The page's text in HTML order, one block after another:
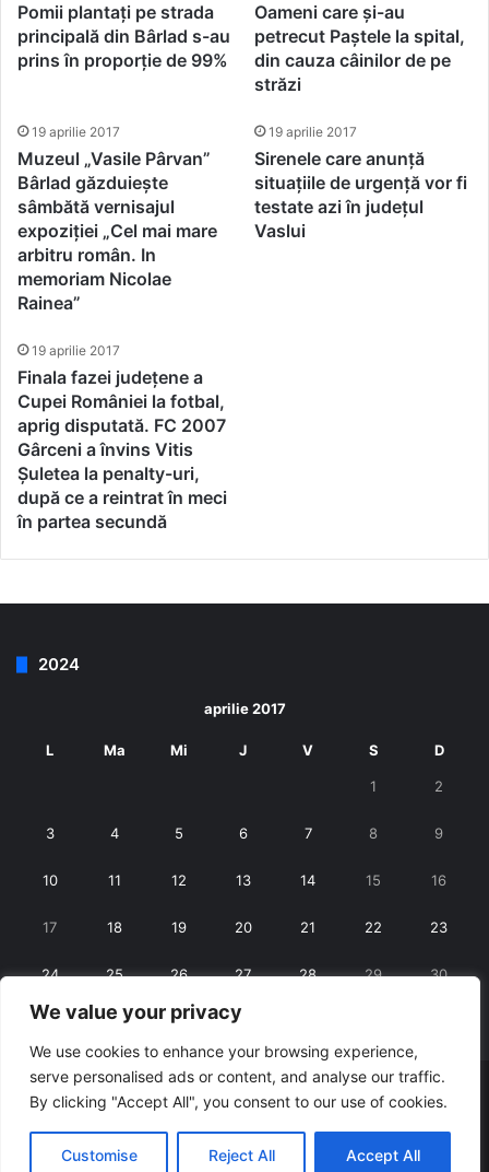
We value your privacy
We use cookies to enhance your browsing experience,
serve personalised ads or content, and analyse our traffic.
By clicking "Accept All", you consent to our use of cookies.
Customise Reject All Accept All
Pomii plantați pe strada
principală din Bârlad s-au
prins în proporție de 99%
Oameni care și-au
petrecut Paștele la spital,
din cauza câinilor de pe
străzi
19 aprilie 2017
Muzeul „Vasile Pârvan”
Bârlad găzduiește
sâmbătă vernisajul
expoziției „Cel mai mare
arbitru român. In
memoriam Nicolae
Rainea”
19 aprilie 2017
Sirenele care anunță
situațiile de urgență vor fi
testate azi în județul
Vaslui
19 aprilie 2017
Finala fazei județene a
Cupei României la fotbal,
aprig disputată. FC 2007
Gârceni a învins Vitis
Șuletea la penalty-uri,
după ce a reintrat în meci
în partea secundă
2024
aprilie 2017
L Ma Mi J V S D
1 2
3 4 5 6 7 8 9
10 11 12 13 14 15 16
17 18 19 20 21 22 23
24 25 26 27 28 29 30
« mart. mai »
© Copyright 2026, All Rights Reserved | RexNet
Facebook